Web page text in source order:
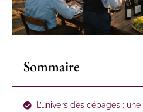
Sommaire
L’univers des cépages :